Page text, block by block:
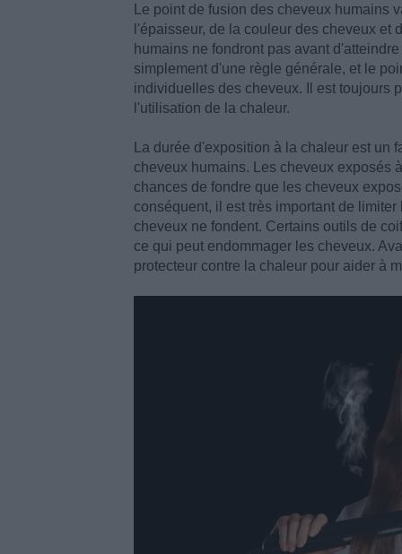
Le point de fusion des cheveux humains
l'épaisseur, de la couleur des cheveux
humains ne fondront pas avant
simplement d'une règle générale, et le
individuelles des cheveux. Il est toujours
l'utilisation de la chaleur.
La durée d'exposition à la chaleur est un
cheveux humains. Les cheveux exposés
chances de fondre que les cheveux
conséquent, il est très important de
cheveux ne fondent. Certains outils de
ce qui peut endommager les cheveux.
protecteur contre la chaleur pour aider à